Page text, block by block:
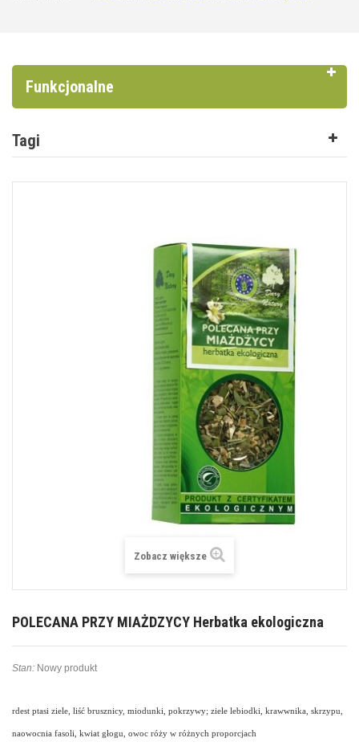
Funkcjonalne
Tagi
Zobacz większe
POLECANA PRZY MIAŻDZYCY Herbatka ekologiczna
Stan: Nowy produkt
rdest ptasi ziele, liść brusznicy, miodunki, pokrzywy; ziele lebiodki, krawwnika, skrzypu,
naowocnia fasoli, kwiat głogu, owoc róży w różnych proporcjach